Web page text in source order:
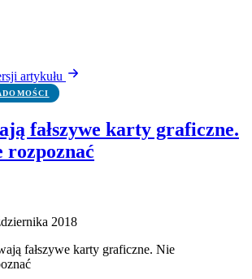
artykułu
fałszywe karty graficzne.
rozpoznać
2018